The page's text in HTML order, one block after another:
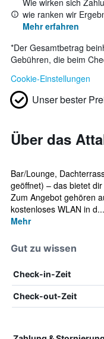
Wie wirken sich
wie ranken wir
Mehr erfahren
*Der Gesamtbetrag
Gebühren, die beim
Cookie-Einstellungen
Unser bester
Über das
Bar/Lounge,
geöffnet) – das bietet
Zum Angebot gehören
kostenloses WLAN in d...
Mehr
Gut zu wissen
Check-in-Zeit
Check-out-Zeit